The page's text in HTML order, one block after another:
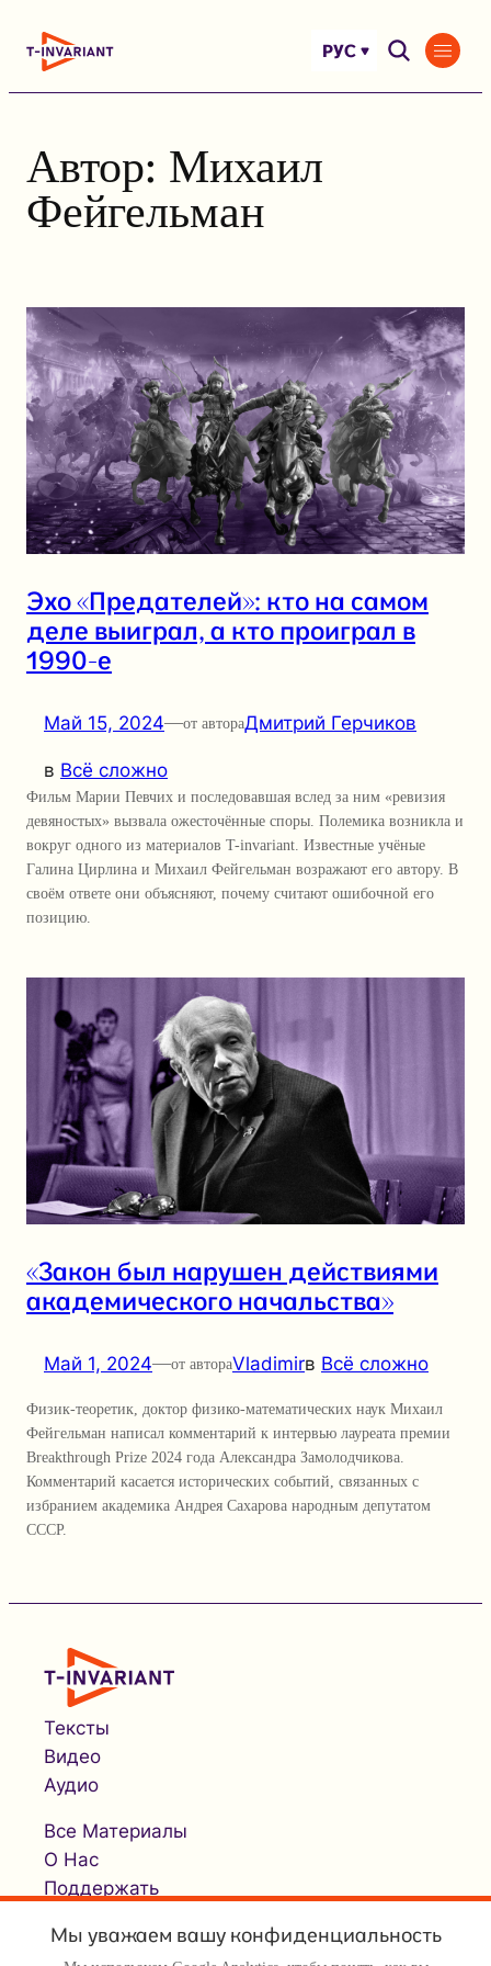
РУС
Автор: Михаил
Фейгельман
Эхо «Предателей»: кто на самом
деле выиграл, а кто проиграл в
1990-е
Май 15, 2024—от автораДмитрий Герчиков
в Всё сложно
Фильм Марии Певчих и последовавшая вслед за ним «ревизия
девяностых» вызвала ожесточённые споры. Полемика возникла и
вокруг одного из материалов T-invariant. Известные учёные
Галина Цирлина и Михаил Фейгельман возражают его автору. В
своём ответе они объясняют, почему считают ошибочной его
позицию.
«Закон был нарушен действиями
академического начальства»
Май 1, 2024—от автораVladimirв Всё сложно
Физик-теоретик, доктор физико-математических наук Михаил
Фейгельман написал комментарий к интервью лауреата премии
Breakthrough Prize 2024 года Александра Замолодчикова.
Комментарий касается исторических событий, связанных с
избранием академика Андрея Сахарова народным депутатом
СССР.
Тексты
Видео
Аудио
Все Материалы
О Нас
Поддержать
Мы уважаем вашу конфиденциальность